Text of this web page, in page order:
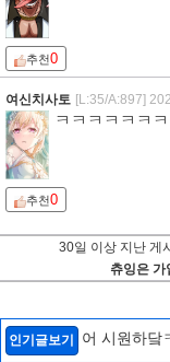
추천0
여신치사토 [L:35/A:897]
ㅋㅋㅋㅋㅋㅋ
추천0
30일 이상 지난 게
츄잉은 가
인기글보기 어 시원하닼